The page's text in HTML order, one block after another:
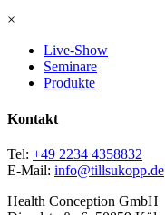
×
Live-Show
Seminare
Produkte
Kontakt
Tel: +49 2234 4358832
E-Mail: info@tillsukopp.de
Health Conception GmbH